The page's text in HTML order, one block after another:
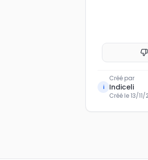
i
Créé par
Indiceli
Créé le13/